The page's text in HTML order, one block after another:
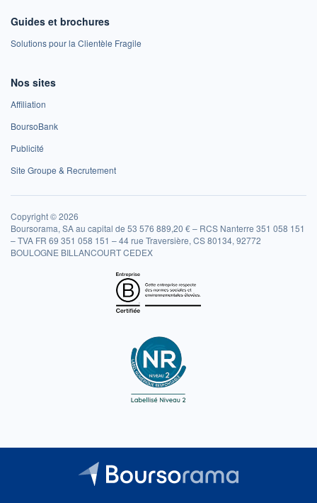
Guides et brochures
Solutions pour la Clientèle Fragile
Nos sites
Affiliation
BoursoBank
Publicité
Site Groupe & Recrutement
Copyright © 2026
Boursorama, SA au capital de 53 576 889,20 € – RCS Nanterre 351 058 151
– TVA FR 69 351 058 151 – 44 rue Traversière, CS 80134, 92772
BOULOGNE BILLANCOURT CEDEX